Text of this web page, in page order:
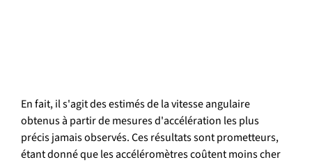
En fait, il s'agit des estimés de la vitesse angulaire
obtenus à partir de mesures d'accélération les plus
précis jamais observés. Ces résultats sont prometteurs,
étant donné que les accéléromètres coûtent moins cher